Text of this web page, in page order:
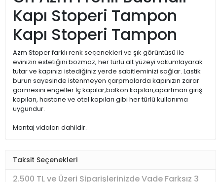
Kapı Stoperi Tampon
Kapı Stoperi Tampon
Azm Stoper farklı renk seçenekleri ve şık görüntüsü ile
evinizin estetiğini bozmaz, her türlü alt yüzeyi vakumlayarak
tutar ve kapınızı istediğiniz yerde sabitleminizi sağlar. Lastik
burun sayesinde istenmeyen çarpmalarda kapınızın zarar
görmesini engeller İç kapılar,balkon kapıları,apartman giriş
kapıları, hastane ve otel kapıları gibi her türlü kullanıma
uygundur.
Montaj vidaları dahildir.
Taksit Seçenekleri
2.500 TL ve Üzeri Siparişlerinizde Vade Farksız 3